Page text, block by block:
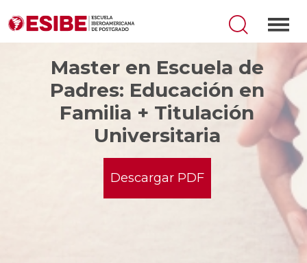
Master en Escuela de
Padres: Educación en
Familia + Titulación
Universitaria
Descargar PDF